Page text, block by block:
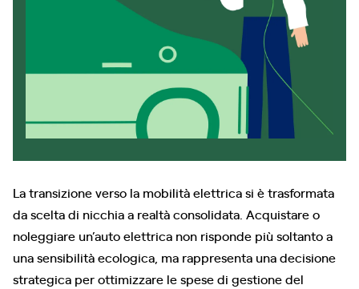
La transizione verso la mobilità elettrica si è trasformata
da scelta di nicchia a realtà consolidata. Acquistare o
noleggiare un’auto elettrica non risponde più soltanto a
una sensibilità ecologica, ma rappresenta una decisione
strategica per ottimizzare le spese di gestione del